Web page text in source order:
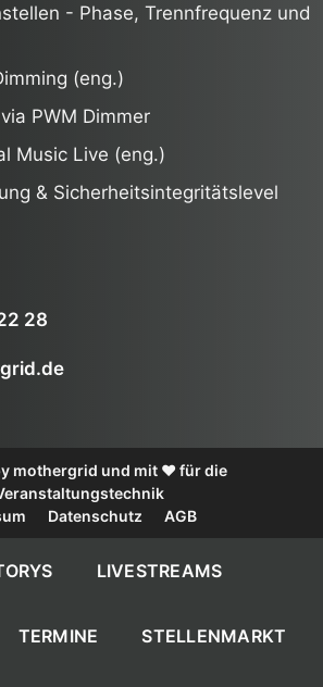
- Phase, Trennfrequenz und
(eng.)
PWM Dimmer
Music Live (eng.)
& Sicherheitsintegritätslevel
28
mothergrid und mit ❤️ für die
Datenschutz AGB
LIVESTREAMS
TERMINE STELLENMARKT